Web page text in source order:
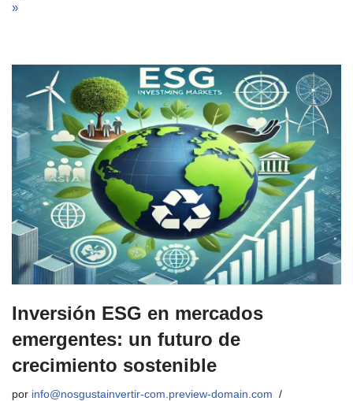
»
Inversión ESG en mercados
emergentes: un futuro de
crecimiento sostenible
por info@nosgustainvertir-com.preview-domain.com